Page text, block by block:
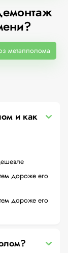
металлолома
и как
дороже его
дороже его